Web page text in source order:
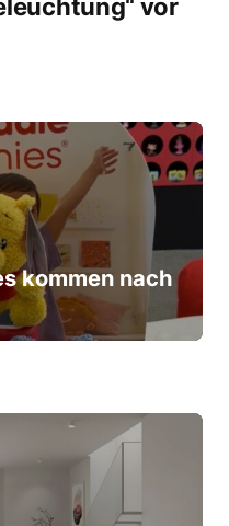
vor
kommen nach